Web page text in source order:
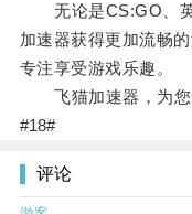
无论是CS:GO、英
加速器获得更加流畅
专注享受游戏乐趣。
飞猫加速器，为您
#18#
评论